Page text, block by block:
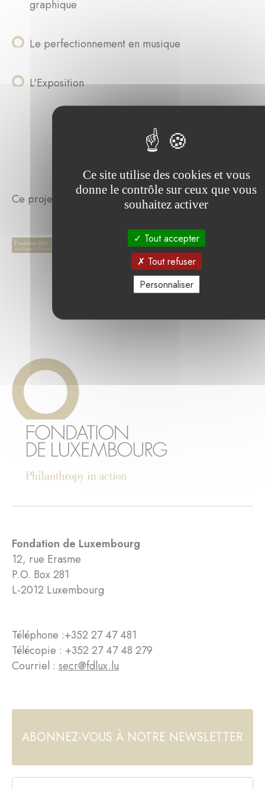
graphique
Le perfectionnement en musique
L'Exposition
Ce projet a été soutenu par :
Fondation de Luxembourg
12, rue Erasme
P.O. Box 281
L-2012 Luxembourg
Téléphone :+352 27 47 481
Télécopie : +352 27 47 48 279
Courriel : secr@fdlux.lu
ABONNEZ-VOUS À NOTRE NEWSLETTER
Ce site utilise des cookies et vous
donne le contrôle sur ceux que vous
souhaitez activer
Tout accepter
Tout refuser
Personnaliser